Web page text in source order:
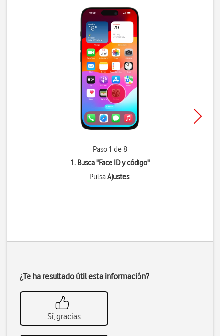
Paso 1 de 8
1. Busca "Face ID y código"
PulsaAjustes.
¿Te ha resultado útil esta información?
Sí, gracias